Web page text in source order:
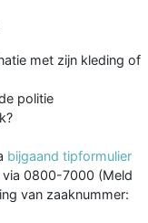
met zijn kleding of
politie
bijgaand tipformulier
0800-7000 (Meld
van zaaknummer: